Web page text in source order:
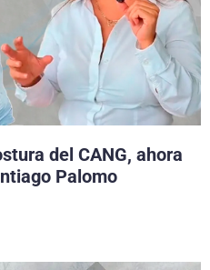
del CANG, ahora
Palomo